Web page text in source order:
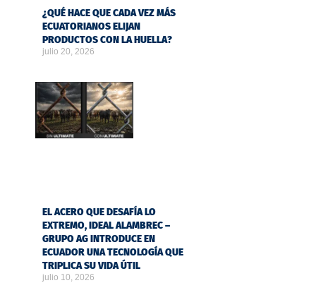
¿QUÉ HACE QUE CADA VEZ MÁS
ECUATORIANOS ELIJAN
PRODUCTOS CON LA HUELLA?
julio 20, 2026
EL ACERO QUE DESAFÍA LO
EXTREMO, IDEAL ALAMBREC –
GRUPO AG INTRODUCE EN
ECUADOR UNA TECNOLOGÍA QUE
TRIPLICA SU VIDA ÚTIL
julio 10, 2026